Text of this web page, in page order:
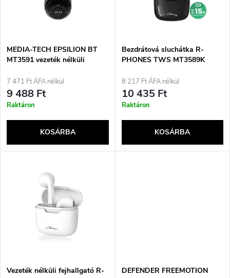
e
k
r
n
é
é
k
e
k
l
MEDIA-TECH EPSILION BT
MT3591 vezeték nélküli
mikrofon, FM rádió, fekete
7 471 Ft ÁFA nélkül
9 488 Ft
Raktáron
KOSÁRBA
Bezdrátová sluchátka R-
PHONES TWS MT3589K
8 217 Ft ÁFA nélkül
10 435 Ft
Raktáron
KOSÁRBA
Vezeték nélküli fejhallgató R-
DEFENDER FREEMOTION